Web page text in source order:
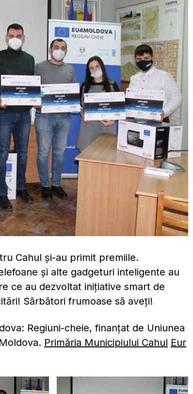
Cahul și-au primit premiile.
și alte gadgeturi inteligente au
ce au dezvoltat inițiative smart de
Sărbători frumoase să aveți!
Regiuni-cheie, finanțat de Uniunea
Primăria Municipiului Cahul Eur